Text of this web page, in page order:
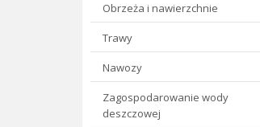
Obrzeża i nawierzchnie
Trawy
Nawozy
Zagospodarowanie wody
deszczowej